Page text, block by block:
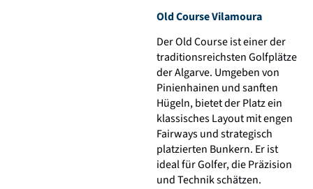
Old Course Vilamoura
Der Old Course ist einer der
traditionsreichsten Golfplätze
der Algarve. Umgeben von
Pinienhainen und sanften
Hügeln, bietet der Platz ein
klassisches Layout mit engen
Fairways und strategisch
platzierten Bunkern. Er ist
ideal für Golfer, die Präzision
und Technik schätzen.